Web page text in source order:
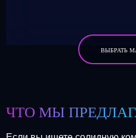
ВЫБРАТЬ
ЧТО МЫ